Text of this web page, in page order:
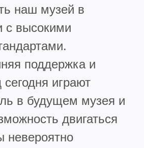
наш музей в
с высокими
поддержка и
играют
в будущем музея и
двигаться
невероятно